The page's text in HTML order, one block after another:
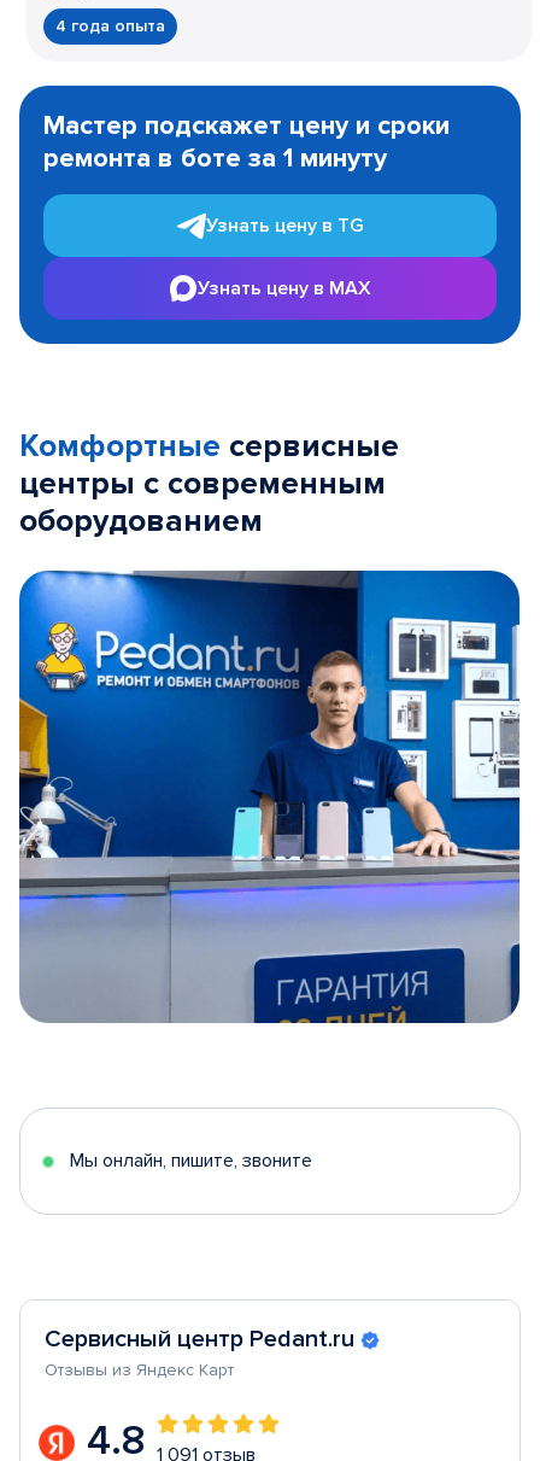
4 года опыта
1
Мастер подскажет цену и сроки
ремонта в боте за 1 минуту
Узнать цену в TG
Узнать цену в MAX
Комфортные сервисные
центры с современным
оборудованием
5
Мы онлайн, пишите, звоните
Сервисный центр Pedant.ru
Отзывы из Яндекс Карт
4.8 1 091 отзыв